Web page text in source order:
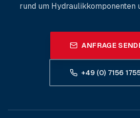
rund um Hydraulikkomponenten
ANFRAGE
+49 (0) 7156